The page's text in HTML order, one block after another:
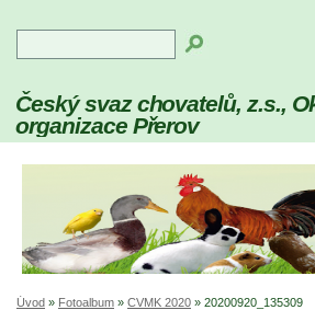
Český svaz chovatelů, z.s.,
organizace Přerov
Úvod » Fotoalbum » CVMK 2020 » 20200920_135309